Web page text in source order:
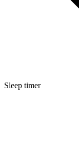
Sleep timer